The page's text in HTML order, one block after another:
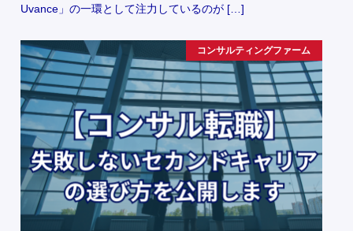
Uvance」の一環として注力しているのが […]
コンサルティングファーム